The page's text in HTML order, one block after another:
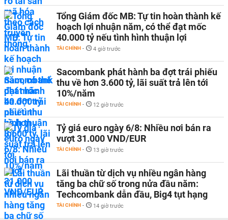
Tổng Giám đốc MB: Tự tin hoàn thành kế
hoạch lợi nhuận năm, có thể đạt mốc
40.000 tỷ nếu tình hình thuận lợi
TÀI CHÍNH - 4 giờ trước
Sacombank phát hành ba đợt trái phiếu
thu về hơn 3.600 tỷ, lãi suất trả lên tới
10%/năm
TÀI CHÍNH - 12 giờ trước
Tỷ giá euro ngày 6/8: Nhiều nơi bán ra
vượt 31.000 VND/EUR
TÀI CHÍNH - 13 giờ trước
Lãi thuần từ dịch vụ nhiều ngân hàng
tăng ba chữ số trong nửa đầu năm:
Techcombank dẫn đầu, Big4 tụt hạng
TÀI CHÍNH - 14 giờ trước